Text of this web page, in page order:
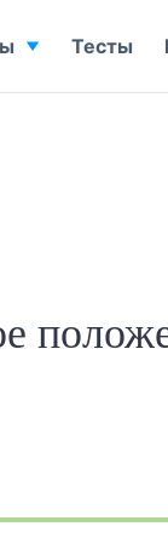
Тесты